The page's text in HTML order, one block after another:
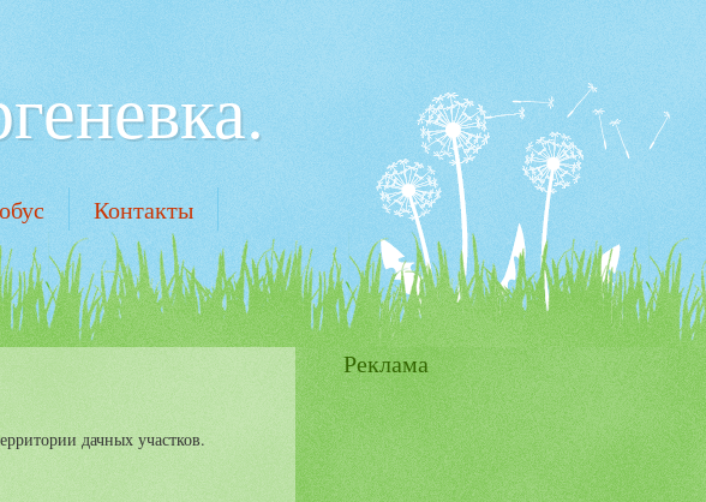
Контакты
дачных участков.
Реклама